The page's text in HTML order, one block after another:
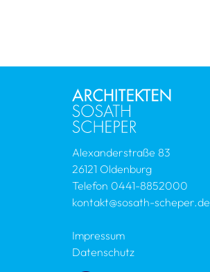
Alexanderstraße 83
26121 Oldenburg
Telefon 0441-8852000
kontakt@sosath-scheper.de
Impressum
Datenschutz